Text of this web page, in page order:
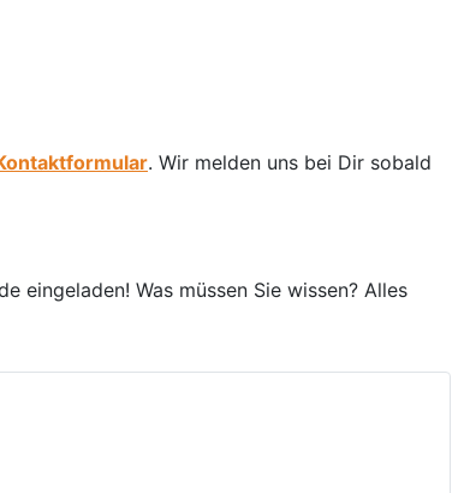
. Wir melden uns bei Dir sobald
eingeladen! Was müssen Sie wissen? Alles